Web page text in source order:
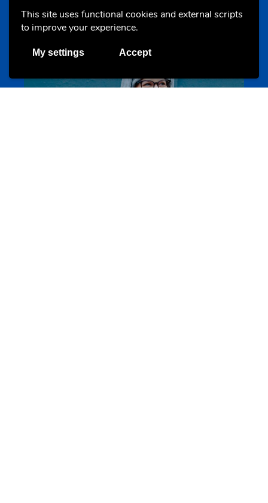
This site uses functional cookies and external scripts
to improve your experience.
My settings Accept
s-team.lu
Portails